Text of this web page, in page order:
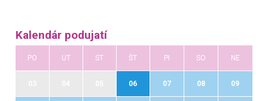
Kalendár podujatí
PO UT ST ŠT PI SO NE
06 07 08 09